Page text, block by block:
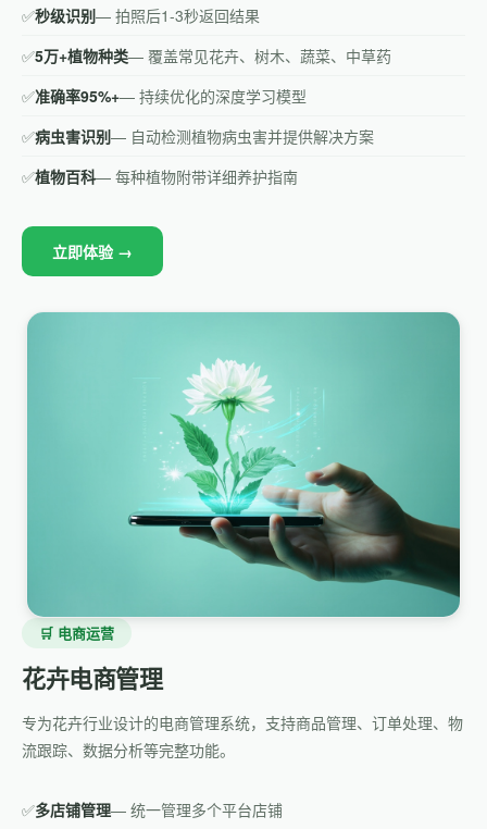
✅秒级识别— 拍照后1-3秒返回结果
✅5万+植物种类— 覆盖常见花卉、树木、蔬菜、中草药
✅准确率95%+— 持续优化的深度学习模型
✅病虫害识别— 自动检测植物病虫害并提供解决方案
✅植物百科— 每种植物附带详细养护指南
立即体验 →
🛒 电商运营
花卉电商管理
专为花卉行业设计的电商管理系统，支持商品管理、订单处理、物
流跟踪、数据分析等完整功能。
✅多店铺管理— 统一管理多个平台店铺